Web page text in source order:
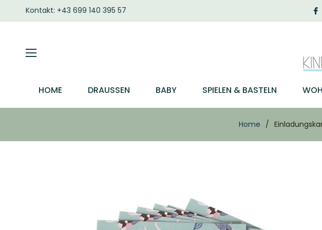
Kontakt: +43 699 140 395 57
HOME DRAUSSEN BABY SPIELEN & BASTELN
Home /